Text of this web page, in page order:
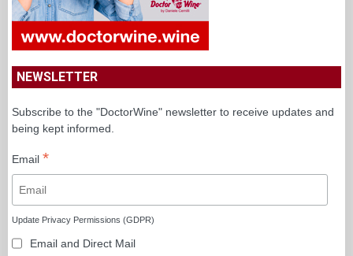
NEWSLETTER
Subscribe to the "DoctorWine" newsletter to receive updates and
being kept informed.
Email *
Update Privacy Permissions (GDPR)
Email and Direct Mail